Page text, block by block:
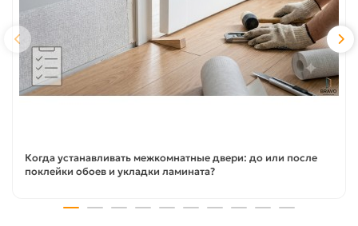
Когда устанавливать межкомнатные двери: до или после
поклейки обоев и укладки ламината?